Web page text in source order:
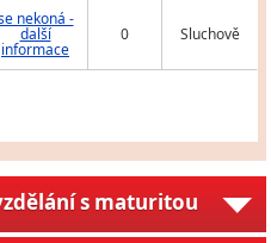
nekoná -
další
informace
0 Sluchově
s maturitou